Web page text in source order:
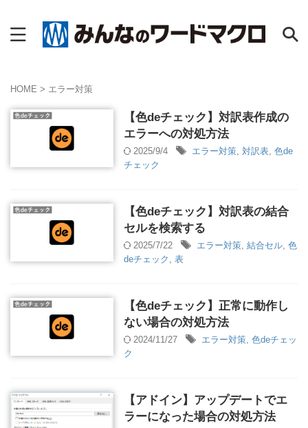
HOME > エラー対策
【色deチェック】対訳表作成の
エラーへの対処方法
2025/9/4 エラー対策, 対訳表, 色de
チェック
【色deチェック】対訳表の結合
セルを検索する
2025/7/22 エラー対策, 結合セル, 色
deチェック , 表
【色deチェック】正常に動作し
ない場合の対処方法
2024/11/27 エラー対策, 色deチェッ
ク
【アドイン】アップデートでエ
ラーになった場合の対処方法